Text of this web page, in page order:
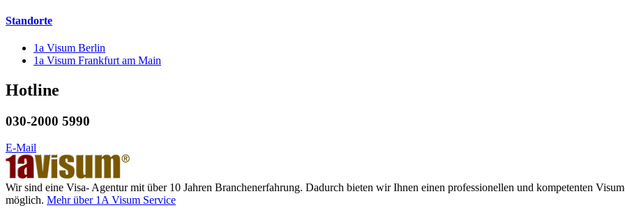
Standorte
1a Visum Berlin
1a Visum Frankfurt am Main
Hotline
030-2000 5990
E-Mail
Wir sind eine Visa- Agentur mit über 10 Jahren Branchenerfahrung. Dadurch bieten wir Ihnen einen professionellen und kompetenten
möglich. Mehr über 1A Visum Service